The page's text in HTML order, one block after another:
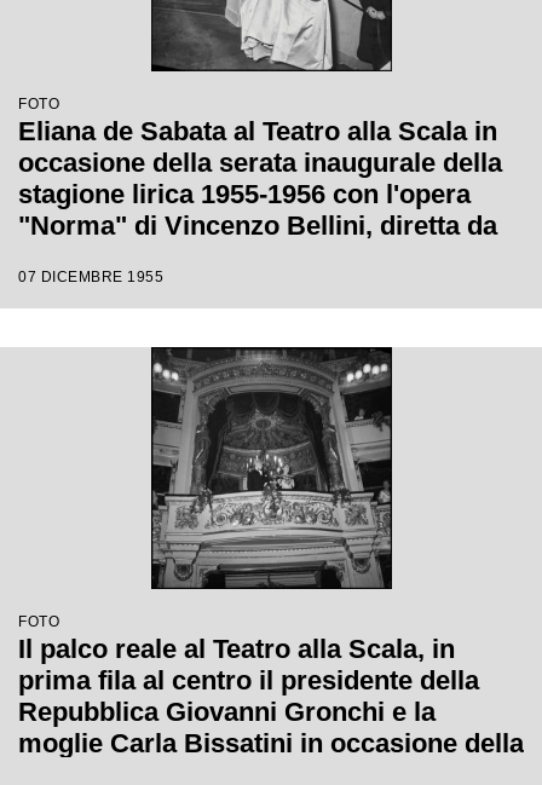
FOTO
Eliana de Sabata al Teatro alla Scala in
occasione della serata inaugurale della
stagione lirica 1955-1956 con l'opera
"Norma" di Vincenzo Bellini, diretta da
Margherita Wallmann
07 DICEMBRE 1955
FOTO
Il palco reale al Teatro alla Scala, in
prima fila al centro il presidente della
Repubblica Giovanni Gronchi e la
moglie Carla Bissatini in occasione della